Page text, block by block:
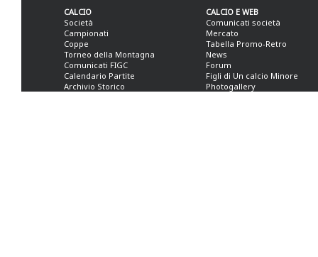
CALCIO
Società
Campionati
Coppe
Torneo della Montagna
Comunicati FIGC
Calendario Partite
Archivio Storico
CALCIO E WEB
Comunicati società
Mercato
Tabella Promo-Retro
News
Forum
Figli di Un calcio Minore
Photogallery